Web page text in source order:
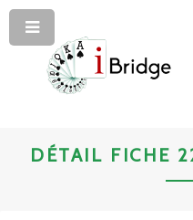
DÉTAIL FICHE